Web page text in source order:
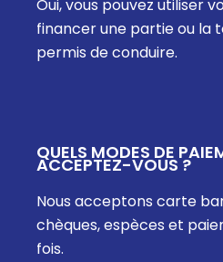
Oui, vous pouvez utiliser
financer une partie ou la
permis de conduire.
QUELS MODES DE
ACCEPTEZ-VOUS ?
Nous acceptons carte
chèques, espèces et
fois.